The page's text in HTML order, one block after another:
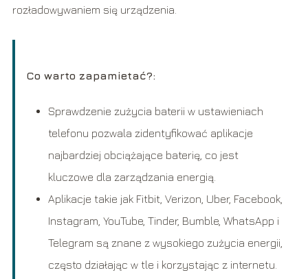
rozładowywaniem się urządzenia.
Co warto zapamietać?:
Sprawdzenie zużycia baterii w ustawieniach
telefonu pozwala zidentyfikować aplikacje
najbardziej obciążające baterię, co jest
kluczowe dla zarządzania energią.
Aplikacje takie jak Fitbit, Verizon, Uber, Facebook,
Instagram, YouTube, Tinder, Bumble, WhatsApp i
Telegram są znane z wysokiego zużycia energii,
często działając w tle i korzystając z internetu.